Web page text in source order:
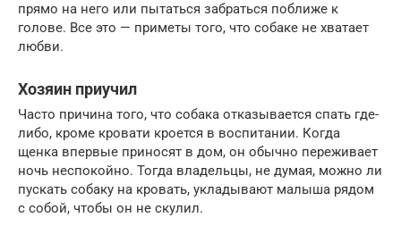
прямо на него или пытаться забраться поближе к
голове. Все это — приметы того, что собаке не хватает
любви.
Хозяин приучил
Часто причина того, что собака отказывается спать где-
либо, кроме кровати кроется в воспитании. Когда
щенка впервые приносят в дом, он обычно переживает
ночь неспокойно. Тогда владельцы, не думая, можно ли
пускать собаку на кровать, укладывают малыша рядом
с собой, чтобы он не скулил.